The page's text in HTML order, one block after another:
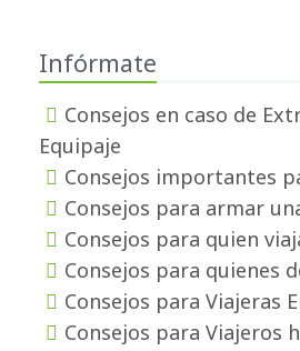
Infórmate
Consejos en caso de
Equipaje
Consejos importantes
Consejos para armar
Consejos para quien
Consejos para quienes
Consejos para Viajeras
Consejos para Viajeros